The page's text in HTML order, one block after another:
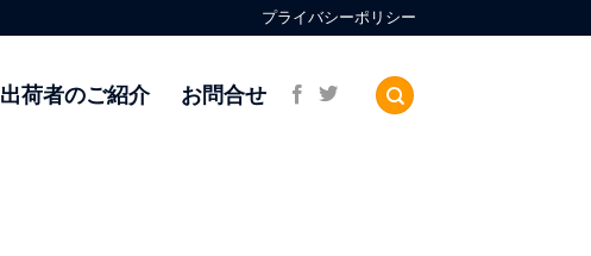
プライバシーポリシー
出荷者のご紹介 お問合せ